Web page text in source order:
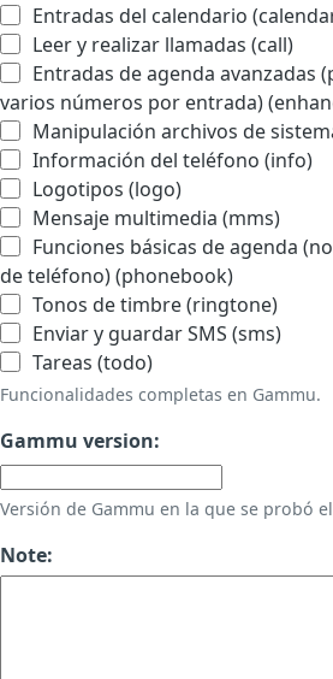
Entradas del calendario
Leer y realizar llamadas (call)
Entradas de agenda avanzadas
varios números por entrada)
Manipulación archivos de
Información del teléfono (info)
Logotipos (logo)
Mensaje multimedia (mms)
Funciones básicas de agenda
de teléfono) (phonebook)
Tonos de timbre (ringtone)
Enviar y guardar SMS (sms)
Tareas (todo)
Funcionalidades completas en Gammu.
Gammu version:
Versión de Gammu en la que se probó
Note: